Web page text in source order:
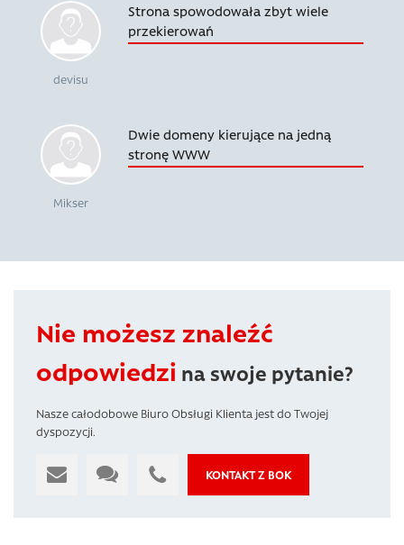
devisu
Strona spowodowała zbyt wiele
przekierowań
Mikser
Dwie domeny kierujące na jedną
stronę WWW
Nie możesz znaleźć
odpowiedzi na swoje pytanie?
Nasze całodobowe Biuro Obsługi Klienta jest do Twojej
dyspozycji.
KONTAKT Z BOK